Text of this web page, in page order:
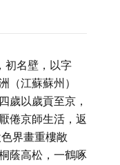
初名壁，以字
（江蘇蘇州）
歲以歲貢至京，
倦京師生活，返
界畫重樓敞
蔭高松，一鶴啄